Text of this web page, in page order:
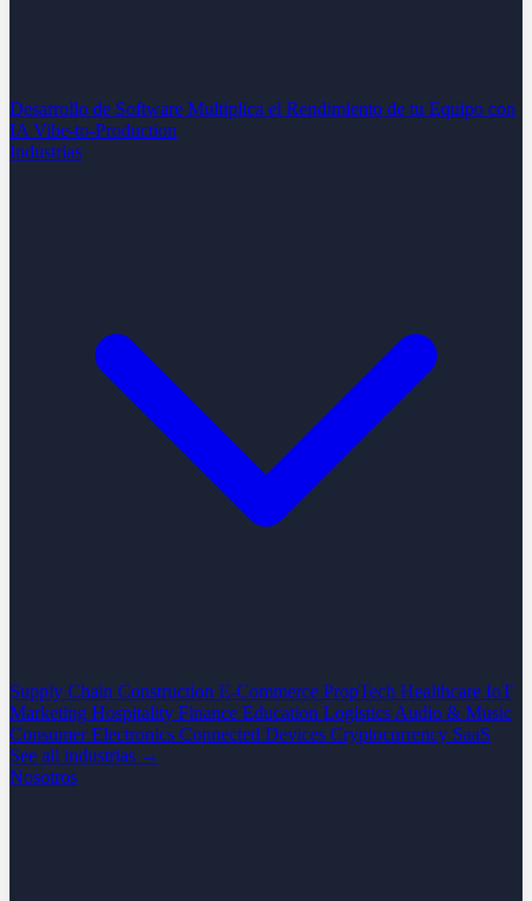
Desarrollo de Software Multiplica el Rendimiento de tu Equipo con
IA Vibe-to-Production
Industrias
Supply Chain Construction E-Commerce PropTech Healthcare IoT
Marketing Hospitality Finance Education Logistics Audio & Music
Consumer Electronics Connected Devices Cryptocurrency SaaS
See all industrias →
Nosotros